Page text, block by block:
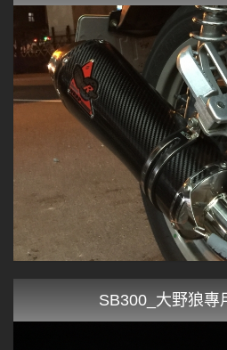
SB300_大野狼專